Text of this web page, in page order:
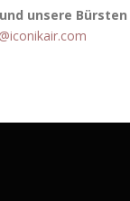
unsere